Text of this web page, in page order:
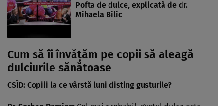
Pofta de dulce, explicată de dr.
Mihaela Bilic
Cum să îi învățăm pe copii să aleagă
dulciurile sănătoase
CSÎD: Copiii la ce vârstă luni disting gusturile?